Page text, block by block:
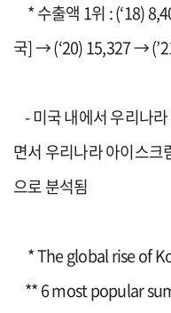
*수출액 1위 : (‘18)
국]→(‘20) 15,327→
-미국 내에서우리나
면서 우리나라아이스크
으로 분석됨
* The global rise of
**6 most popular